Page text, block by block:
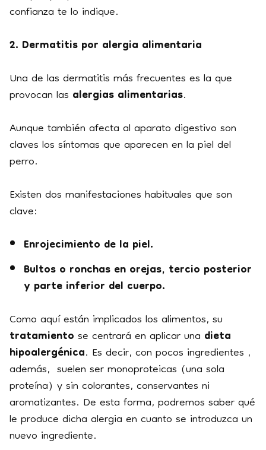
confianza te lo indique.
2. Dermatitis por alergia alimentaria
Una de las dermatitis más frecuentes es la que
provocan lasalergiasalimentarias.
Aunque también afecta al aparato digestivo son
claves los síntomas que aparecen en la piel del
perro.
Existen dos manifestaciones habituales que son
clave:
Enrojecimiento de la piel.
Bultos o ronchas en orejas, tercio posterior
y parte inferior del cuerpo.
Como aquí están implicados los alimentos, su
tratamientose centrará en aplicar unadieta
hipoalergénica. Es decir, con pocos ingredientes ,
además, suelen ser monoproteicas (una sola
proteína) y sin colorantes, conservantes ni
aromatizantes. De esta forma, podremos saber qué
le produce dicha alergia en cuanto se introduzca un
nuevo ingrediente.